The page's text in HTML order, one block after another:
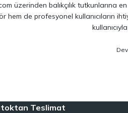
üzerinden balıkçılık tutkunlarına
hem de profesyonel kullanıcıların
Shimano, Daiwa, Hanfish, Fujin ve
herkesin kolayca bu hobiye
Teslimat